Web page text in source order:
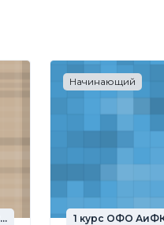
Начинающий
1 курс ОФО